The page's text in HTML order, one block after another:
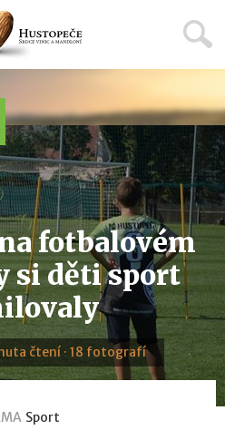
fotbalovém
si děti sport
čtení · 18 fotografí
Sport